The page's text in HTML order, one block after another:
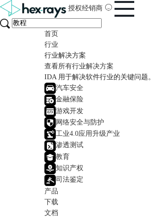
授权经销商
首页
行业
行业解决方案
查看所有行业解决方案
IDA 用于解决软件行业的关键问题。
汽车安全
金融保险
游戏开发
网络安全与防护
工业4.0应用升级产业
渗透测试
教育
知识产权
司法鉴定
产品
下载
文档